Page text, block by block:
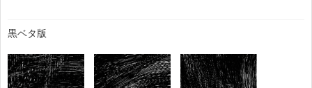
黒ベタ版